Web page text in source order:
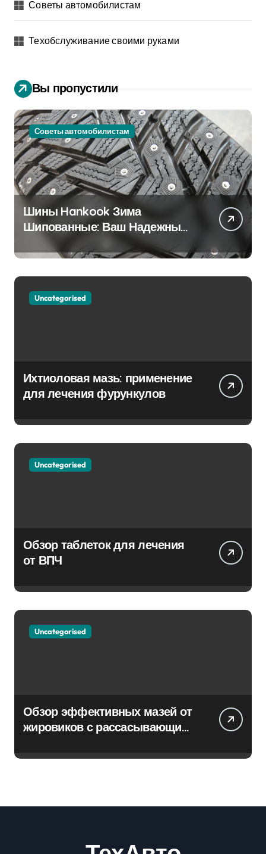
Советы автомобилистам
Техобслуживание своими руками
Вы пропустили
Советы автомобилистам
Шины Hankook Зима
Шипованные: Ваш Надежный
Партнёр на Снежных Дорогах
Uncategorised
Ихтиоловая мазь: применение
для лечения фурункулов
Uncategorised
Обзор таблеток для лечения
от ВПЧ
Uncategorised
Обзор эффективных мазей от
жировиков с рассасывающим